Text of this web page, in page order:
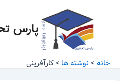
پارس
خانه نوشته ها کارآفرینی